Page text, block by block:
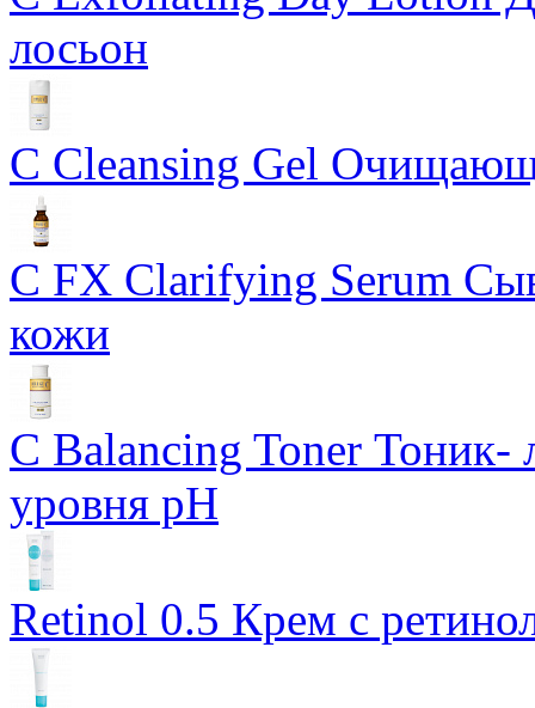
лосьон
C Cleansing Gel
C FX Clarifying Serum
кожи
C Balancing Toner Тоник-
уровня pH
Retinol 0.5 Крем с